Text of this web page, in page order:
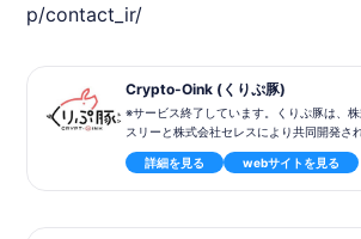
p/contact_ir/
Crypto-Oink (くりぷ豚)
※サービス終了しています。くりぷ豚は、
スリーと株式会社セレスにより共同開発さ
『くりぷトン』たちを売買、配合できるシ
ム。
レースも実装され、初心者にも優しい操作
詳細を見る webサイトを見る